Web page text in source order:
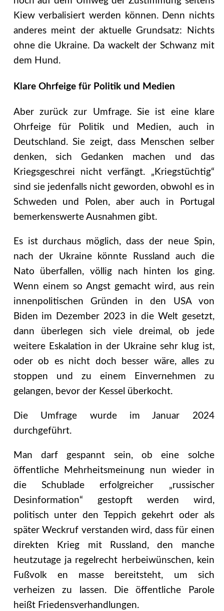
Kiew verbalisiert werden können. Denn nichts
anderes meint der aktuelle Grundsatz: Nichts
ohne die Ukraine. Da wackelt der Schwanz mit
dem Hund.
Klare Ohrfeige für Politik und Medien
Aber zurück zur Umfrage. Sie ist eine klare
Ohrfeige für Politik und Medien, auch in
Deutschland. Sie zeigt, dass Menschen selber
denken, sich Gedanken machen und das
Kriegsgeschrei nicht verfängt. „Kriegstüchtig“
sind sie jedenfalls nicht geworden, obwohl es in
Schweden und Polen, aber auch in Portugal
bemerkenswerte Ausnahmen gibt.
Es ist durchaus möglich, dass der neue Spin,
nach der Ukraine könnte Russland auch die
Nato überfallen, völlig nach hinten los ging.
Wenn einem so Angst gemacht wird, aus rein
innenpolitischen Gründen in den USA von
Biden im Dezember 2023 in die Welt gesetzt,
dann überlegen sich viele dreimal, ob jede
weitere Eskalation in der Ukraine sehr klug ist,
oder ob es nicht doch besser wäre, alles zu
stoppen und zu einem Einvernehmen zu
gelangen, bevor der Kessel überkocht.
Die Umfrage wurde im Januar 2024
durchgeführt.
Man darf gespannt sein, ob eine solche
öffentliche Mehrheitsmeinung nun wieder in
die Schublade erfolgreicher „russischer
Desinformation“ gestopft werden wird,
politisch unter den Teppich gekehrt oder als
später Weckruf verstanden wird, dass für einen
direkten Krieg mit Russland, den manche
heutzutage ja regelrecht herbeiwünschen, kein
Fußvolk en masse bereitsteht, um sich
verheizen zu lassen. Die öffentliche Parole
heißt Friedensverhandlungen.